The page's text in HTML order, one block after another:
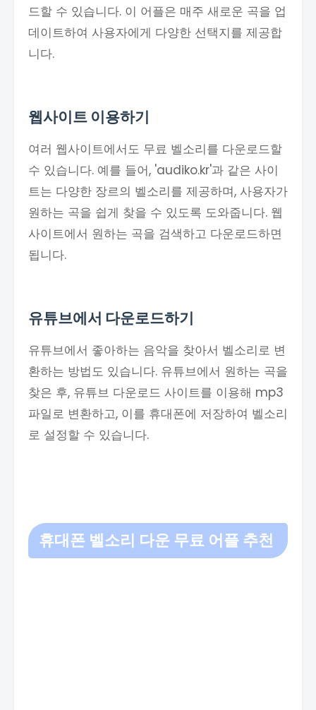
드할 수 있습니다. 이 어플은 매주 새로운 곡을 업
데이트하여 사용자에게 다양한 선택지를 제공합
니다.
웹사이트 이용하기
여러 웹사이트에서도 무료 벨소리를 다운로드할
수 있습니다. 예를 들어, 'audiko.kr'과 같은 사이
트는 다양한 장르의 벨소리를 제공하며, 사용자가
원하는 곡을 쉽게 찾을 수 있도록 도와줍니다. 웹
사이트에서 원하는 곡을 검색하고 다운로드하면
됩니다.
유튜브에서 다운로드하기
유튜브에서 좋아하는 음악을 찾아서 벨소리로 변
환하는 방법도 있습니다. 유튜브에서 원하는 곡을
찾은 후, 유튜브 다운로드 사이트를 이용해 mp3
파일로 변환하고, 이를 휴대폰에 저장하여 벨소리
로 설정할 수 있습니다.
휴대폰 벨소리 다운 무료 어플 추천